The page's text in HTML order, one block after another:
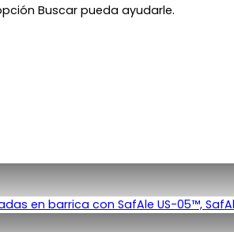
Buscar pueda ayudarle.
en barrica con SafAle US-05™,